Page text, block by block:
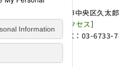
0056 大阪府大阪市中央区久太
アクセス］
06-4256-2684／FAX：03-6733-